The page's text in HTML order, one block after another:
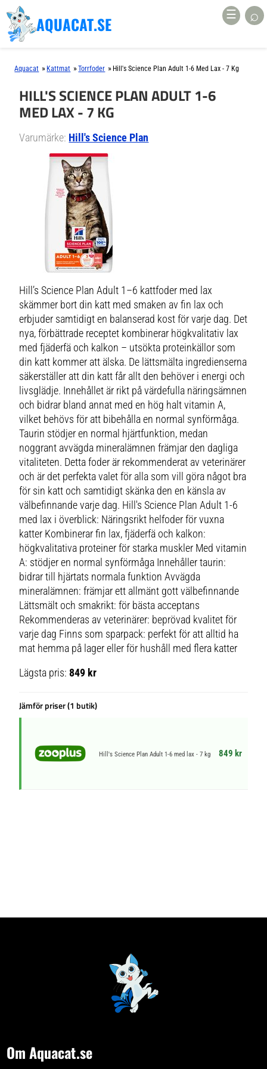
AQUACAT.SE ☰ ⌕
Aquacat » Kattmat »Torrfoder » Hill's Science Plan Adult 1-6 Med Lax - 7 Kg
HILL'S SCIENCE PLAN ADULT 1-6
MED LAX - 7 KG
Varumärke: Hill's Science Plan
Hill’s Science Plan Adult 1–6 kattfoder med lax
skämmer bort din katt med smaken av fin lax och
erbjuder samtidigt en balanserad kost för varje dag. Det
nya, förbättrade receptet kombinerar högkvalitativ lax
med fjäderfä och kalkon – utsökta proteinkällor som
din katt kommer att älska. De lättsmälta ingredienserna
säkerställer att din katt får allt den behöver i energi och
livsglädje. Innehållet är rikt på värdefulla näringsämnen
och bidrar bland annat med en hög halt vitamin A,
vilket behövs för att bibehålla en normal synförmåga.
Taurin stödjer en normal hjärtfunktion, medan
noggrant avvägda mineralämnen främjar den dagliga
vitaliteten. Detta foder är rekommenderat av veterinärer
och är det perfekta valet för alla som vill göra något bra
för sin katt och samtidigt skänka den en känsla av
välbefinnande varje dag. Hill's Science Plan Adult 1-6
med lax i överblick: Näringsrikt helfoder för vuxna
katter Kombinerar fin lax, fjäderfä och kalkon:
högkvalitativa proteiner för starka muskler Med vitamin
A: stödjer en normal synförmåga Innehåller taurin:
bidrar till hjärtats normala funktion Avvägda
mineralämnen: främjar ett allmänt gott välbefinnande
Lättsmält och smakrikt: för bästa acceptans
Rekommenderas av veterinärer: beprövad kvalitet för
varje dag Finns som sparpack: perfekt för att alltid ha
mat hemma på lager eller för hushåll med flera katter
Lägsta pris: 849 kr
Jämför priser (1 butik)
Hill's Science Plan Adult 1-6 med lax - 7 kg 849 kr
Om Aquacat.se